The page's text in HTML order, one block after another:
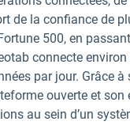
de la confiance de
500, en
connecte
par jour. Grâce
ouverte et
au sein d’un